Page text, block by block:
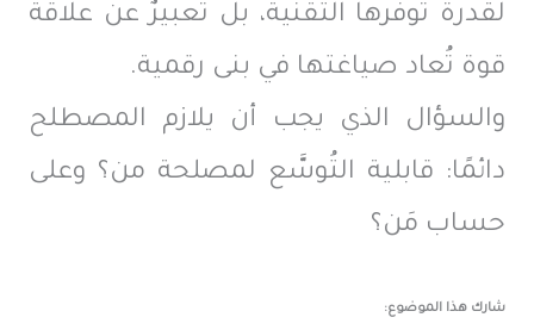
لقدرة توفّرها التقنية، بل تعبيرٌ عن علاقة
قوة تُعاد صياغتها في بنى رقمية.
والسؤال الذي يجب أن يلازم المصطلح
دائمًا: قابلية التُوسَّع لمصلحة من؟ وعلى
حساب مَن؟
شارك هذا الموضوع: